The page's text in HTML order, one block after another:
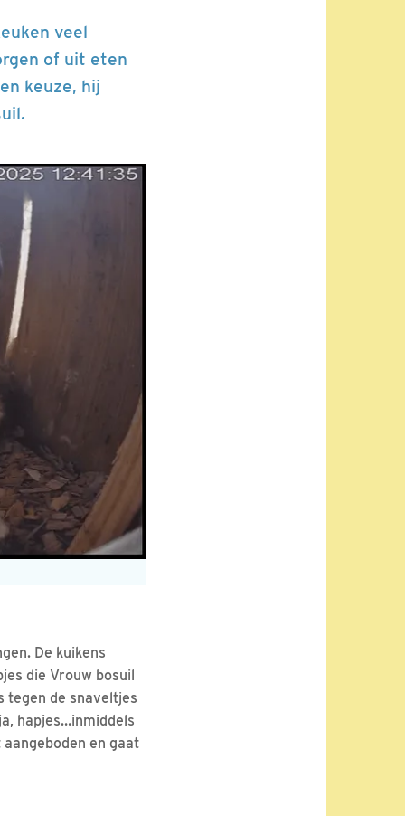
veel
of uit eten
keuze, hij
De kuikens
die Vrouw bosuil
tegen de snaveltjes
hapjes…inmiddels
en gaat